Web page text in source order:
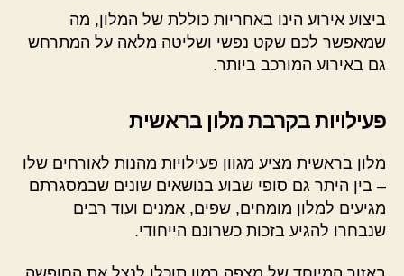
ביצוע אירוע הינו באחריות כוללת של המלון, מה
שמאפשר לכם שקט נפשי ושליטה מלאה על המתרחש
גם באירוע המורכב ביותר.
פעילויות בקרבת מלון בראשית
מלון בראשית מציע מגוון פעילויות מהנות לאורחים שלו
– בין היתר גם סופי שבוע בנושאים שונים שבמסגרתם
מגיעים למלון מומחים, שפים, אמנים ועוד רבים
שנבחרו להגיע בזכות כשרונם הייחודי.